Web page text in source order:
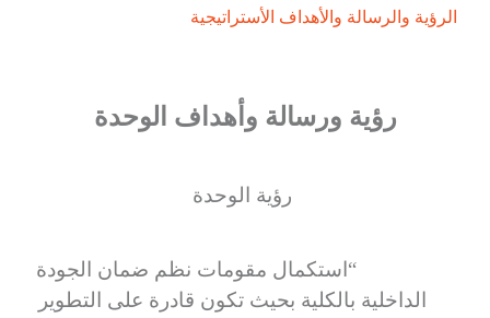
الرؤية والرسالة والأهداف الأستراتيجية
رؤية ورسالة وأهداف الوحدة
رؤية الوحدة
“ استكمال مقومات نظم ضمان الجودة
الداخلية بالكلية بحيث تكون قادرة على التطوير